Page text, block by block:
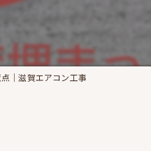
｜滋賀エアコン工事